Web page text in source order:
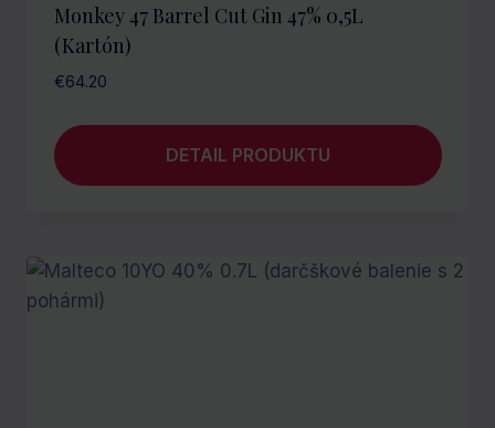
Monkey 47 Barrel Cut Gin 47% 0,5L
(kartón)
€64.20
DETAIL PRODUKTU